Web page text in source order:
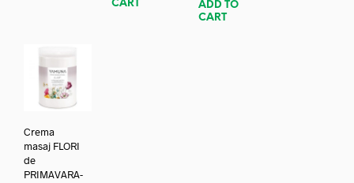
CART
ADD TO
CART
Crema
masaj FLORI
de
PRIMAVARA-